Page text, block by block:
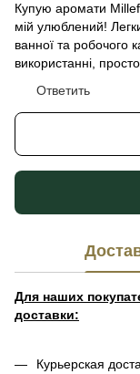
Купую аромати
мій улюблений!
ванної та робочого
використанні,
Ответить
Для наших
доставки:
Курьерская